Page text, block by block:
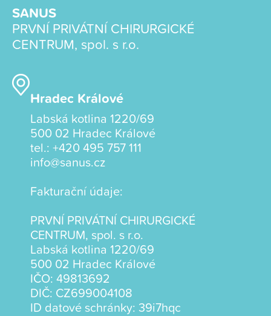
SANUS
PRVNÍ PRIVÁTNÍ CHIRURGICKÉ
CENTRUM, spol. s r.o.
Hradec Králové
Labská kotlina 1220/69
500 02 Hradec Králové
tel.: +420 495 757 111
info@sanus.cz
Fakturační údaje:
PRVNÍ PRIVÁTNÍ CHIRURGICKÉ
CENTRUM, spol. s r.o.
Labská kotlina 1220/69
500 02 Hradec Králové
IČO: 49813692
DIČ: CZ699004108
ID datové schránky: 39i7hqc